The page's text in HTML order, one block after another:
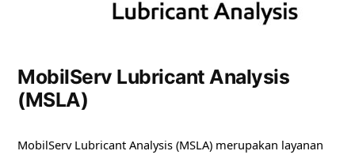
MobilServ Lubricant Analysis
(MSLA)
MobilServ Lubricant Analysis (MSLA) merupakan layanan